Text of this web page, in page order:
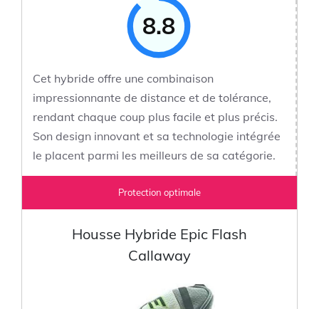
8.8
Cet hybride offre une combinaison
impressionnante de distance et de tolérance,
rendant chaque coup plus facile et plus précis.
Son design innovant et sa technologie intégrée
le placent parmi les meilleurs de sa catégorie.
Protection optimale
Housse Hybride Epic Flash
Callaway